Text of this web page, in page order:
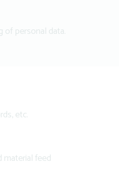
of personal data
etc.
feed